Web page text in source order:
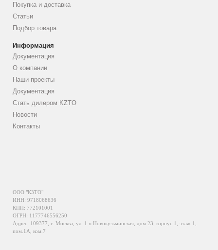
Покупка и доставка
Статьи
Подбор товара
Информация
Документация
О компании
Наши проекты
Документация
Стать дилером KZTO
Новости
Контакты
ООО "КЗТО"
ИНН: 9718068636
КПП: 772101001
ОГРН: 1177746556250
Адрес: 109377, г. Москва, ул. 1-я Новокузьминская, дом 23, корпус 1, этаж 1,
пом.1А, ком.7